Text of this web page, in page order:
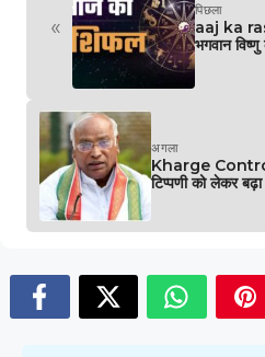
«
पिछला
aaj ka
भगवान
अगला
Kharge
टिप्पणी को लेकर बढ़ा